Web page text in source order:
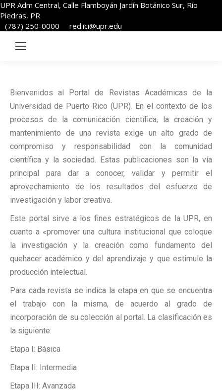
UPR Adm Central, Calle Flamboyán Jardín Botánico Sur, Río
Piedras, PR
(787) 250-0000
red.ici@upr.edu
Bienvenidos al Portal de Revistas Académicas de la
Universidad de Puerto Rico (UPR). En el contexto de los
procesos de la comunicación científica, la creación y
mantenimiento de una revista exige un alto grado de
compromiso y responsabilidad con la comunidad
científica y la sociedad. Estas publicaciones son la vía
principal para dar a conocer, validar y permitir el
aprovechamiento de los resultados del esfuerzo de
investigación y labor creativa.
Este portal sirve a los fines estratégicos de la UPR, en
cuanto a «promover una cultura institucional que coloque
la investigación y la creación como fundamento del
quehacer académico y del aprendizaje y que estimule la
producción intelectual.
Para cada revista se indica la etapa en que se encuentra
el trabajo con la misma, de acuerdo al grado de
incorporación de su colección al portal. La clasificación es
la siguiente:
Etapa I: Básica
Etapa II: Intermedia
Etapa III: Avanzada